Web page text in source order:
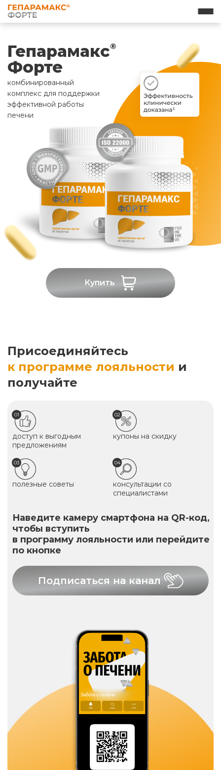
Гепарамакс®
Форте
комбинированный
комплекс для поддержки
эффективной работы
печени
Купить
Присоединяйтесь
к программе лояльности и
получайте
01
доступ к выгодным
предложениям
02
купоны на скидку
03
полезные советы
04
консультации со
специалистами
Наведите камеру смартфона на QR-код,
чтобы вступить
в программу лояльности или перейдите
по кнопке
Подписаться на канал